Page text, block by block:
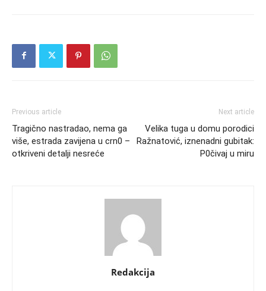
Previous article
Tragično nastradao, nema ga
više, estrada zavijena u crn0 –
otkriveni detalji nesreće
Next article
Velika tuga u domu porodici
Ražnatović, iznenadni gubitak:
P0čivaj u miru
Redakcija